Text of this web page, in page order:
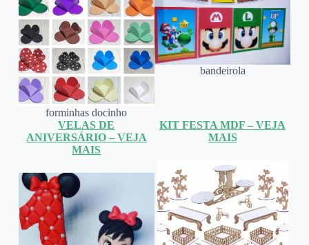
forminhas docinho
bandeirola
VELAS DE
ANIVERSÁRIO – VEJA
MAIS
KIT FESTA MDF – VEJA
MAIS